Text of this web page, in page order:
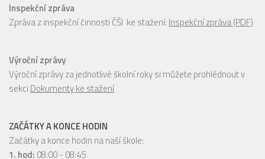
Inspekční zpráva
Zpráva z inspekční činnosti ČŠI ke stažení: Inspekční zpráva (PDF)
Výroční zprávy
Výroční zprávy za jednotlivé školní roky si můžete prohlédnout v
sekci Dokumenty ke stažení
ZAČÁTKY A KONCE HODIN
Začátky a konce hodin na naší škole:
1. hod: 08:00 - 08:45